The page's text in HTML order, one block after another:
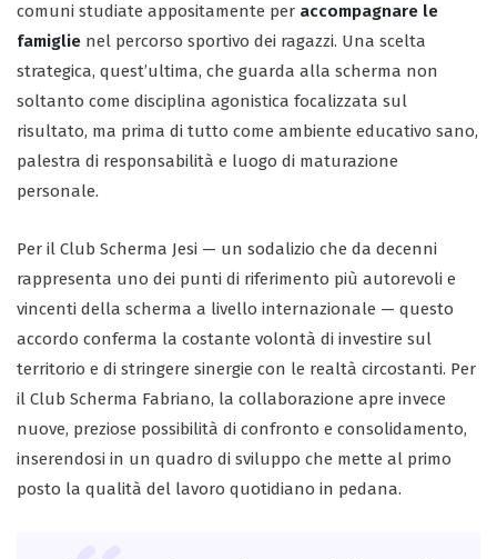
comuni studiate appositamente per accompagnare le
famiglie nel percorso sportivo dei ragazzi. Una scelta
strategica, quest’ultima, che guarda alla scherma non
soltanto come disciplina agonistica focalizzata sul
risultato, ma prima di tutto come ambiente educativo sano,
palestra di responsabilità e luogo di maturazione
personale.
Per il Club Scherma Jesi — un sodalizio che da decenni
rappresenta uno dei punti di riferimento più autorevoli e
vincenti della scherma a livello internazionale — questo
accordo conferma la costante volontà di investire sul
territorio e di stringere sinergie con le realtà circostanti. Per
il Club Scherma Fabriano, la collaborazione apre invece
nuove, preziose possibilità di confronto e consolidamento,
inserendosi in un quadro di sviluppo che mette al primo
posto la qualità del lavoro quotidiano in pedana.